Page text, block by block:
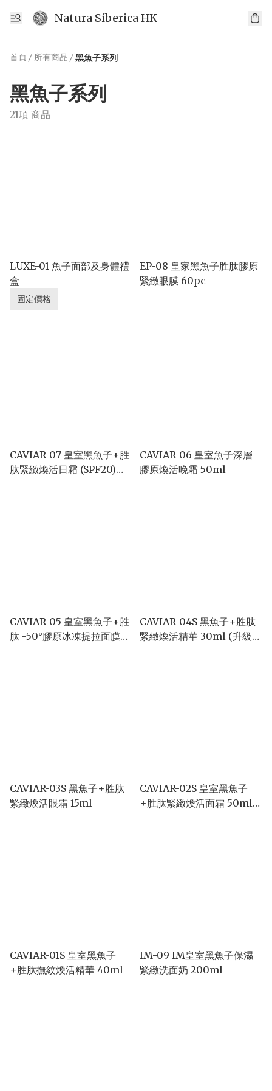
Natura Siberica HK
首頁/ 所有商品 /黑魚子系列
黑魚子系列
21項 商品
LUXE-01 魚子面部及身體禮
盒
固定價格
EP-08 皇家黑魚子胜肽膠原
緊緻眼膜 60pc
CAVIAR-07 皇室黑魚子+胜
肽緊緻煥活日霜 (SPF20)
CAVIAR-06 皇室魚子深層
膠原煥活晚霜 50ml
CAVIAR-05 皇室黑魚子+胜
肽 -50°膠原冰凍提拉面膜
CAVIAR-04S 黑魚子+胜肽
緊緻煥活精華 30ml (升級
CAVIAR-03S 黑魚子+胜肽
緊緻煥活眼霜 15ml
CAVIAR-02S 皇室黑魚子
+胜肽緊緻煥活面霜 50ml
CAVIAR-01S 皇室黑魚子
+胜肽撫紋煥活精華 40ml
IM-09 IM皇室黑魚子保濕
緊緻洗面奶 200ml